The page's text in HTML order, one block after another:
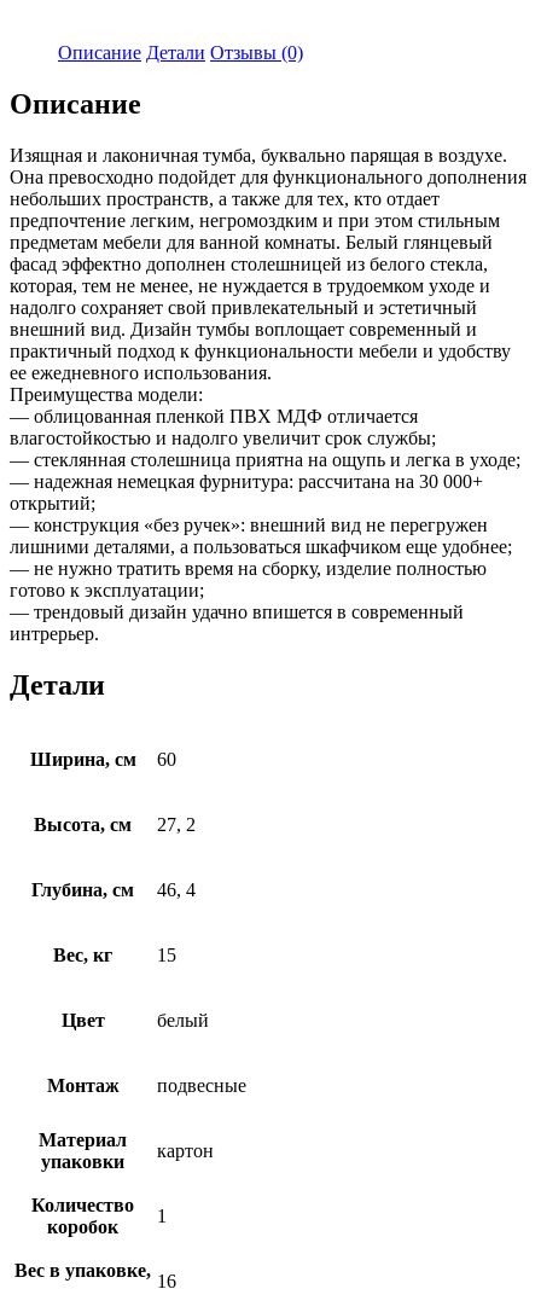
Описание Детали Отзывы (0)
Описание
Изящная и лаконичная тумба, буквально парящая в воздухе.
Она превосходно подойдет для функционального дополнения
небольших пространств, а также для тех, кто отдает
предпочтение легким, негромоздким и при этом стильным
предметам мебели для ванной комнаты. Белый глянцевый
фасад эффектно дополнен столешницей из белого стекла,
которая, тем не менее, не нуждается в трудоемком уходе и
надолго сохраняет свой привлекательный и эстетичный
внешний вид. Дизайн тумбы воплощает современный и
практичный подход к функциональности мебели и удобству
ее ежедневного использования.
Преимущества модели:
— облицованная пленкой ПВХ МДФ отличается
влагостойкостью и надолго увеличит срок службы;
— стеклянная столешница приятна на ощупь и легка в уходе;
— надежная немецкая фурнитура: рассчитана на 30 000+
открытий;
— конструкция «без ручек»: внешний вид не перегружен
лишними деталями, а пользоваться шкафчиком еще удобнее;
— не нужно тратить время на сборку, изделие полностью
готово к эксплуатации;
— трендовый дизайн удачно впишется в современный
интрерьер.
Детали
Ширина, см 60
Высота, см 27, 2
Глубина, см 46, 4
Вес, кг 15
Цвет белый
Монтаж подвесные
Материал
упаковки
картон
Количество
коробок
1
Вес в упаковке,
16